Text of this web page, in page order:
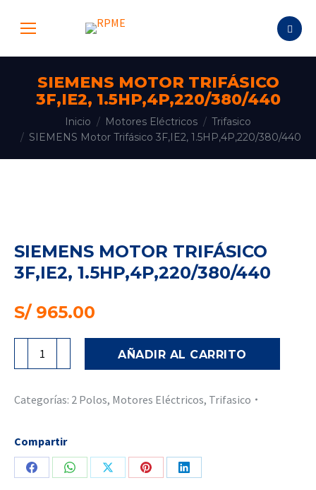
Buscar:
SIEMENS MOTOR TRIFÁSICO
3F,IE2, 1.5HP,4P,220/380/440
Inicio Motores Eléctricos
Trifasico
SIEMENS Motor Trifásico 3F,IE2, 1.5HP,4P,220/380/440
SIEMENS MOTOR TRIFÁSICO
3F,IE2, 1.5HP,4P,220/380/440
S/965.00
3F,IE2,
AÑADIR AL CARRITO
Categorías: 2 Polos, Motores Eléctricos, Trifasico
Compartir
Share
Share
Share
Share
Share